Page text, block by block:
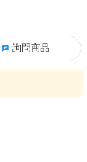
詢問商品